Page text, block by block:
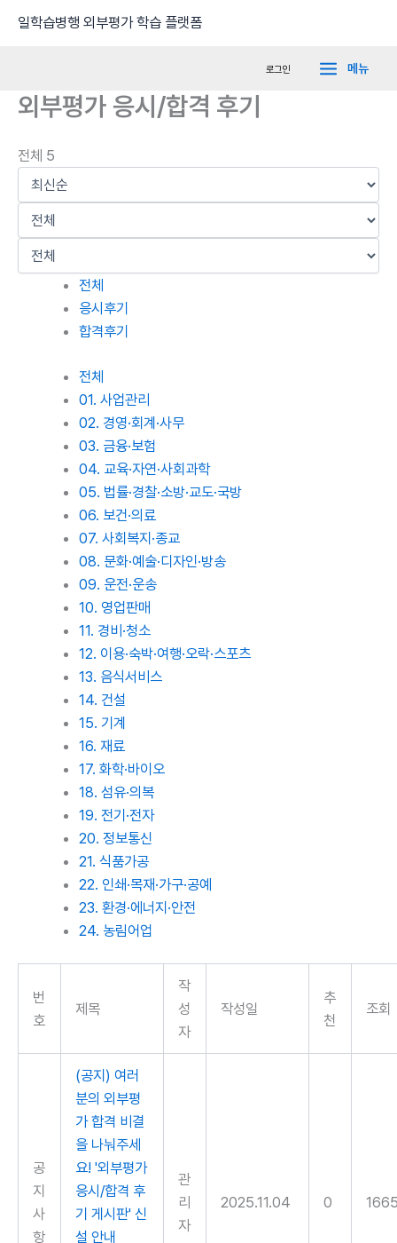
일학습병행 외부평가 학습 플랫폼
로그인
Menu
메뉴
외부평가 응시/합격 후기
전체 5
전체
응시후기
합격후기
전체
01. 사업관리
02. 경영·회계·사무
03. 금융·보험
04. 교육·자연·사회과학
05. 법률·경찰·소방·교도·국방
06. 보건·의료
07. 사회복지·종교
08. 문화·예술·디자인·방송
09. 운전·운송
10. 영업판매
11. 경비·청소
12. 이용·숙박·여행·오락·스포츠
13. 음식서비스
14. 건설
15. 기계
16. 재료
17. 화학·바이오
18. 섬유·의복
19. 전기·전자
20. 정보통신
21. 식품가공
22. 인쇄·목재·가구·공예
23. 환경·에너지·안전
24. 농림어업
번
호
제목
작
성
자
작성일
추
천
조회
공
지
사
항
(공지) 여러
분의 외부평
가 합격 비결
을 나눠주세
요! '외부평가
응시/합격 후
기 게시판' 신
설 안내
관
리
자
2025.11.04 0